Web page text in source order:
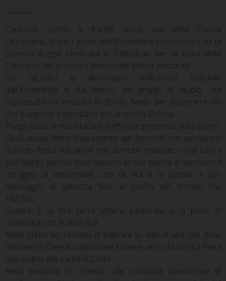
Carissimi, sorelle e fratelli, pietre vive della Chiesa
Diocesana, dopo i giorni dell'Assemblea conclusasi con la
solenne liturgia celebrata in Cattedrale per la festa della
Chiesa locale, vi scrivo l'annunciata lettera pastorale.
Ho raccolto le abbondanti indicazioni scaturite
dall'Assemblea e dal lavoro dei gruppi di studio, ma
soprattutto ho invocato lo Spirito Santo per discernere ciò
che è urgente e prioritario per la nostra Chiesa.
Pongo tutta la mia fiducia sull'efficace presenza dello Spirito.
Gesù aveva detto chiaramente agli Apostoli che avrebbero
ricevuto forza dall'alto e che avrebbe mandato su di loro il
suo Spirito perchè ricordassero le sue parole e avessero il
coraggio di annunciare, con la vita e la parola, il suo
messaggio di salvezza fino ai confini del mondo (Gv
16,12ss).
Questa è la mia terza lettera pastorale e si pone in
continuità con le altre due.
Nella prima ho cercato di indicare lo stile di vita che deve
animare la Chiesa: camminare insieme verso la stessa meta
ispirandosi alla carità di Cristo.
Nella seconda ho chiesto alle comunità parrocchiali di